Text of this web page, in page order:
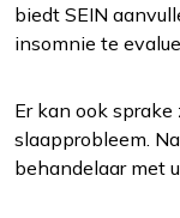
biedt SEIN
insomnie te
Er kan ook
slaapprobleem.
behandelaar met